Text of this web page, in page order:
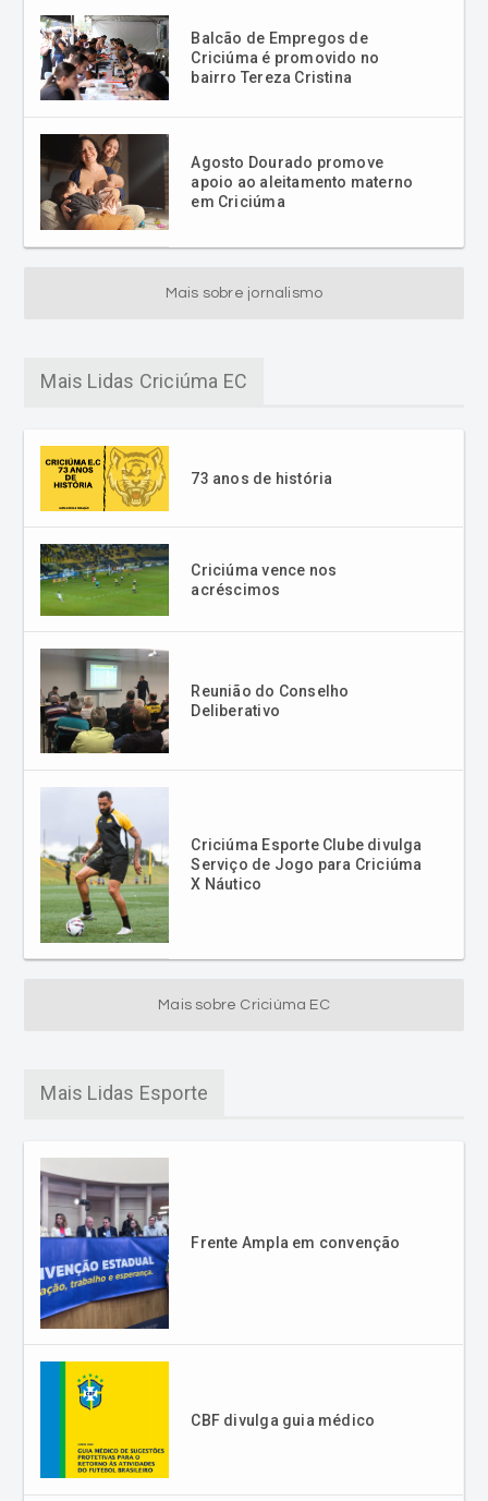
Balcão de Empregos de
Criciúma é promovido no
bairro Tereza Cristina
Agosto Dourado promove
apoio ao aleitamento materno
em Criciúma
Mais sobre jornalismo
Mais Lidas Criciúma EC
73 anos de história
Criciúma vence nos
acréscimos
Reunião do Conselho
Deliberativo
Criciúma Esporte Clube divulga
Serviço de Jogo para Criciúma
X Náutico
Mais sobre Criciúma EC
Mais Lidas Esporte
Frente Ampla em convenção
CBF divulga guia médico